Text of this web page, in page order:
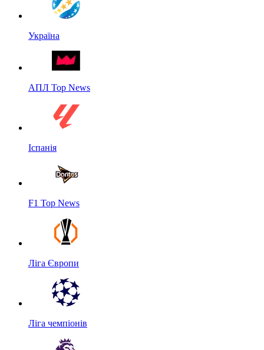
Україна
АПЛ Top News
Іспанія
F1 Top News
Ліга Європи
Ліга чемпіонів